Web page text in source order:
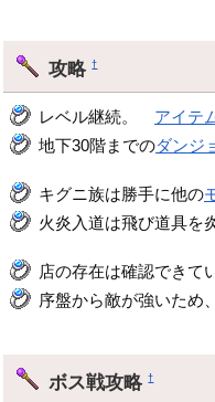
攻略†
レベル継続。 アイテ
地下30階までのダンジ
キグニ族は勝手に他の
火炎入道は飛び道具を
店の存在は確認できて
序盤から敵が強いため
ボス戦攻略†